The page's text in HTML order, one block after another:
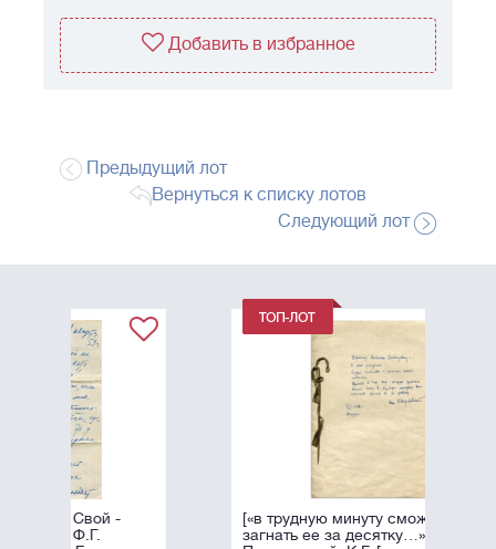
Добавить в избранное
Предыдущий лот
Вернуться к списку лотов
Следующий лот
[«в трудную минуту сможете
загнать ее за десятку…»]